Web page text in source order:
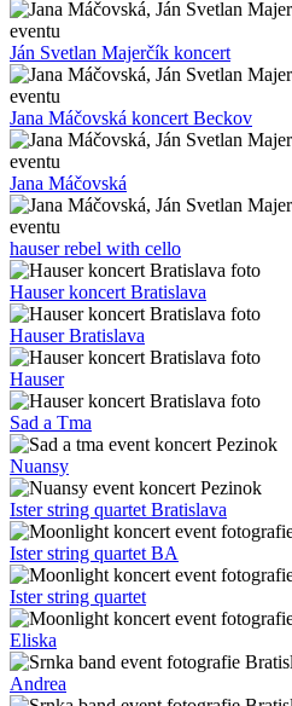
Ján Svetlan Majerčík koncert
Jana Máčovská koncert Beckov
Jana Máčovská
hauser rebel with cello
Hauser koncert Bratislava
Hauser Bratislava
Hauser
Sad a Tma
Nuansy
Ister string quartet Bratislava
Ister string quartet BA
Ister string quartet
Eliska
Andrea